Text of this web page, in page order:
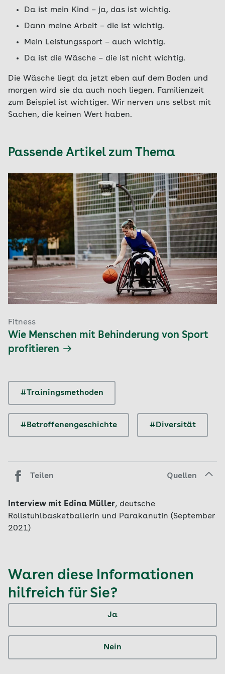
Da ist mein Kind – ja, das ist wichtig.
Dann meine Arbeit – die ist wichtig.
Mein Leistungssport – auch wichtig.
Da ist die Wäsche – die ist nicht wichtig.
Die Wäsche liegt da jetzt eben auf dem Boden und
morgen wird sie da auch noch liegen. Familienzeit
zum Beispiel ist wichtiger. Wir nerven uns selbst mit
Sachen, die keinen Wert haben.
Passende Artikel zum Thema
Fitness
Wie Menschen mit Behinderung von Sport
profitieren
#Trainingsmethoden
#Betroffenengeschichte #Diversität
Teilen Quellen
Interview mit Edina Müller, deutsche
Rollstuhlbasketballerin und Parakanutin (September
2021)
Waren diese Informationen
hilfreich für Sie?
Ja
Nein